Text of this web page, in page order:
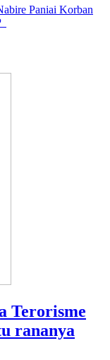
Paniai Korban
Terorisme
rananya